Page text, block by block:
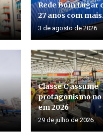
Rede Bom Lugar
27 anos com
3 de agosto de 2026
Classe C assume
protagonismo no
em 2026
29 de julho de 2026